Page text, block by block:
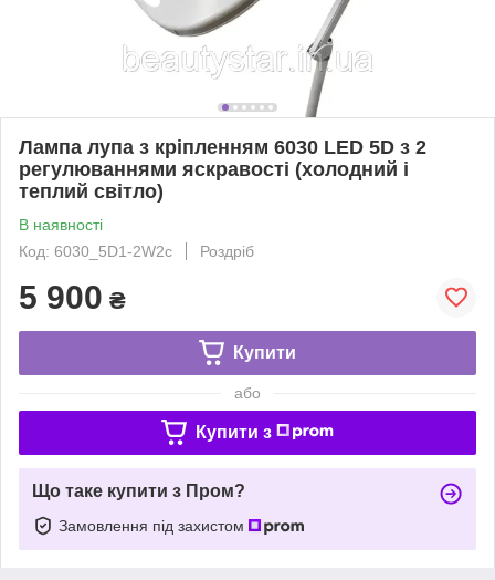
Лампа лупа з кріпленням 6030 LED 5D з 2
регулюваннями яскравості (холодний і
теплий світло)
В наявності
Код: 6030_5D1-2W2c
Роздріб
5 900 ₴
Купити
або
Купити з
Що таке купити з Пром?
Замовлення під захистом